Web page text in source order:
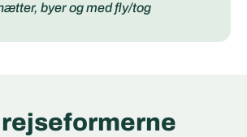
byer og med fly/tog
rejseformerne